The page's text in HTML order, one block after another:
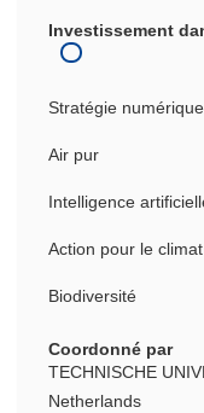
Investissement
Stratégie numérique
Air pur
Intelligence
Action pour le climat
Biodiversité
Coordonné par
TECHNISCHE
Netherlands